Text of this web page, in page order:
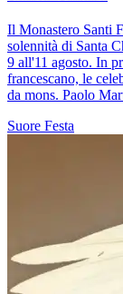
Il Monastero Santi
solennità di Santa
9 all'11 agosto. In
francescano, le
da mons. Paolo
Suore Festa